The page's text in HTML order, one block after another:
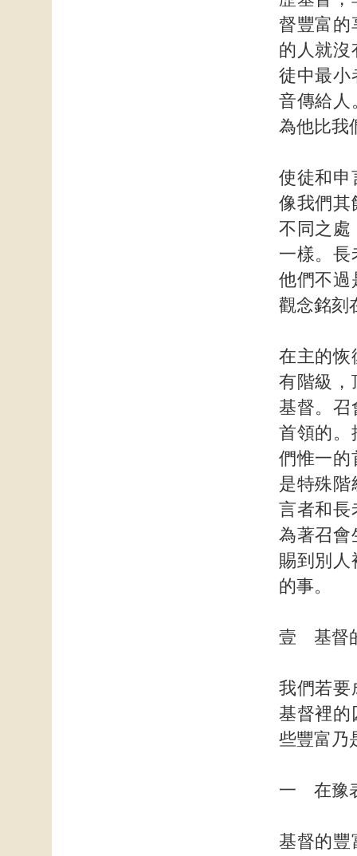
督豐富的
的人就沒
徒中最小
音傳給人
為他比我
使徒和申
像我們其
不同之處
一樣。長
他們不過
觀念銘刻
在主的恢
有階級，
基督。召
首領的。
們惟一的
是特殊階
言者和長
為著召會
賜到別人
的事。
壹 基督
我們若要
基督裡的
些豐富乃
一 在豫
基督的豐